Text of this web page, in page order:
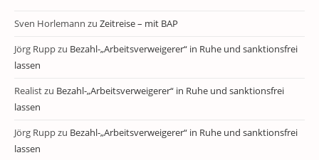
Sven Horlemann zu Zeitreise – mit BAP
Jörg Ruppzu Bezahl-„Arbeitsverweigerer“ in Ruhe und sanktionsfrei
lassen
Realistzu Bezahl-„Arbeitsverweigerer“ in Ruhe und sanktionsfrei
lassen
Jörg Ruppzu Bezahl-„Arbeitsverweigerer“ in Ruhe und sanktionsfrei
lassen